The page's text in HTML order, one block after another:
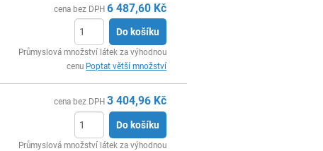
cena bez DPH 6 487,60 Kč
Do košíku
Průmyslová množství látek za výhodnou
cenu Poptat větší množství
cena bez DPH 3 404,96 Kč
Do košíku
Průmyslová množství látek za výhodnou